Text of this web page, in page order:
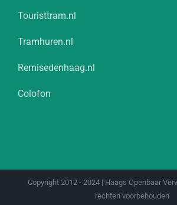
Touristtram.nl
Tramhuren.nl
Remisedenhaag.nl
Colofon
Copyright 2012 - 2024 | Haags Openbaar
rechten voorbehouden